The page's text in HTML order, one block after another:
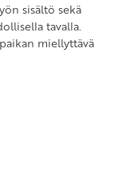
sisältö sekä
tavalla.
miellyttävä